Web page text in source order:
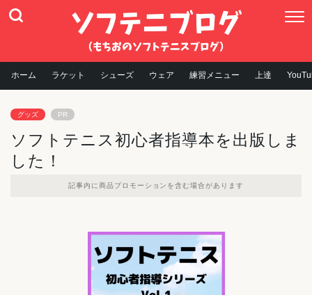
ホーム ラケット シューズ ウェア 練習メニュー 上達
グッズ PR
ソフトテニス初心者指導本を出版しま
した！
記事内に商品プロモーションを含む場合があります